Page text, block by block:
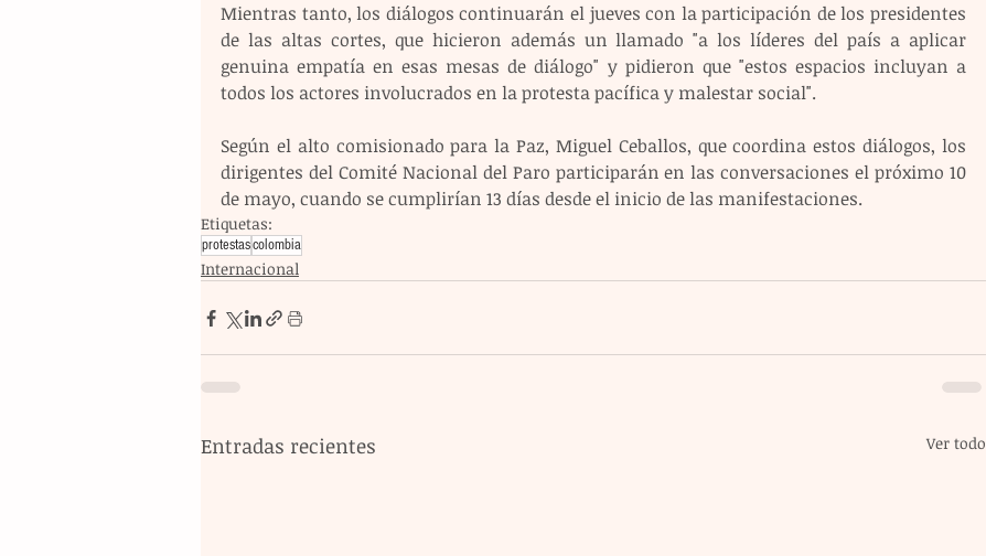
Mientras tanto, los diálogos continuarán el jueves con la participación de los presidentes
de las altas cortes, que hicieron además un llamado "a los líderes del país a aplicar
genuina empatía en esas mesas de diálogo" y pidieron que "estos espacios incluyan a
todos los actores involucrados en la protesta pacífica y malestar social".
Según el alto comisionado para la Paz, Miguel Ceballos, que coordina estos diálogos, los
dirigentes del Comité Nacional del Paro participarán en las conversaciones el próximo 10
de mayo, cuando se cumplirían 13 días desde el inicio de las manifestaciones.
Etiquetas:
protestascolombia
Internacional
Entradas recientes Ver todo